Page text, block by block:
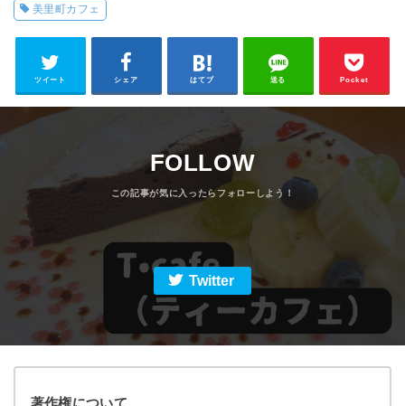
美里町カフェ
ツイート シェア はてブ 送る Pocket
FOLLOW
Twitter
著作権について